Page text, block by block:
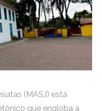
(MASJ) está
que engloba a